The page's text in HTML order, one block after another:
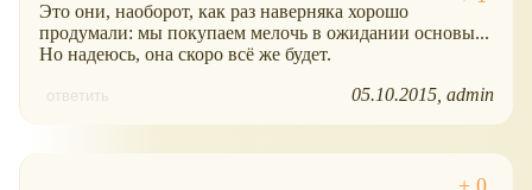
Это они, наоборот, как раз наверняка хорошо
продумали: мы покупаем мелочь в ожидании основы...
Но надеюсь, она скоро всё же будет.
ответить 05.10.2015 admin